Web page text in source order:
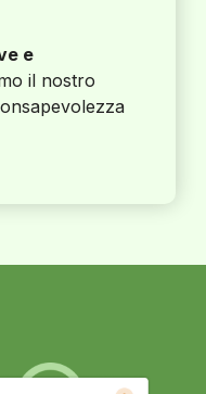
e
il nostro